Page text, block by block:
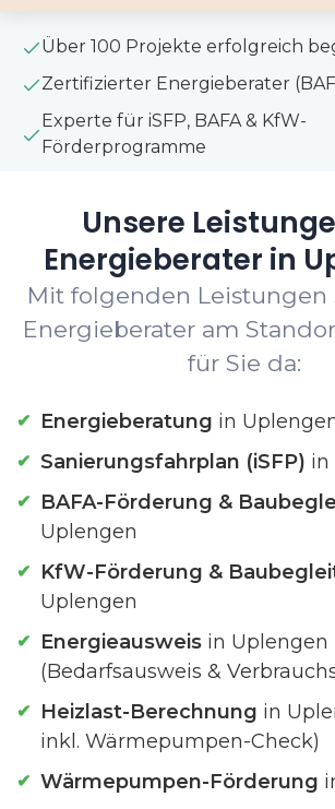
Über 100 Projekte erfolgreich
Zertifizierter Energieberater
Experte für iSFP, BAFA & KfW-
Förderprogramme
Unsere
Energieberater in
Mit folgenden Leistungen
Energieberater am
für Sie da:
Energieberatung in
Sanierungsfahrplan (iSFP) in
BAFA-Förderung &
Uplengen
KfW-Förderung &
Uplengen
Energieausweis in Uplengen
(Bedarfsausweis &
Heizlast-Berechnung in
inkl. Wärmepumpen-Check)
Wärmepumpen-Förderung